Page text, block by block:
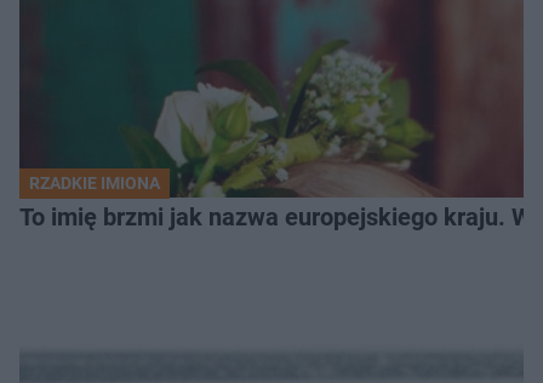
RZADKIE IMIONA
To imię brzmi jak nazwa europejskiego kraju.